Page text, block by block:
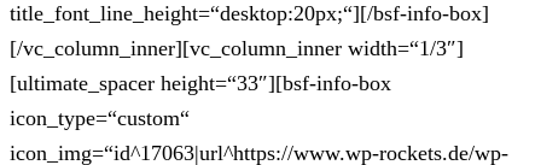
title_font_line_height=“desktop:20px;“][/bsf-info-box]
[/vc_column_inner][vc_column_inner width=“1/3″]
[ultimate_spacer height=“33″][bsf-info-box
icon_type=“custom“
icon_img=“id^17063|url^https://www.wp-rockets.de/wp-